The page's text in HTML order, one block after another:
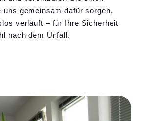
uns gemeinsam dafür sorgen,
verläuft – für Ihre Sicherheit
nach dem Unfall.